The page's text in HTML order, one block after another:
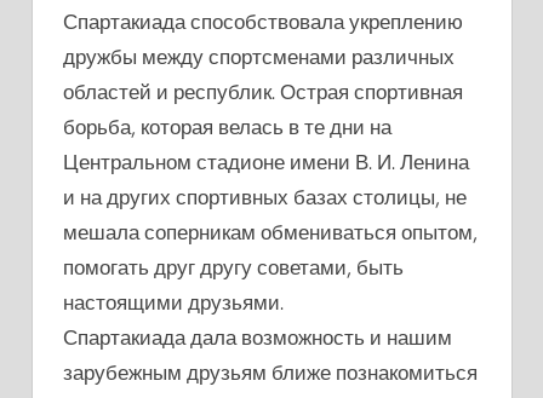
Спартакиада способствовала укреплению
дружбы между спортсменами различных
областей и республик. Острая спортивная
борьба, которая велась в те дни на
Центральном стадионе имени В. И. Ленина
и на других спортивных базах столицы, не
мешала соперникам обмениваться опытом,
помогать друг другу советами, быть
настоящими друзьями.
Спартакиада дала возможность и нашим
зарубежным друзьям ближе познакомиться